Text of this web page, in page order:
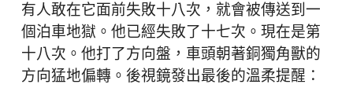
有人敢在它面前失敗十八次，就會被傳送到一
個泊車地獄。他已經失敗了十七次。現在是第
十八次。他打了方向盤，車頭朝著銅獨角獸的
方向猛地偏轉。後視鏡發出最後的溫柔提醒：